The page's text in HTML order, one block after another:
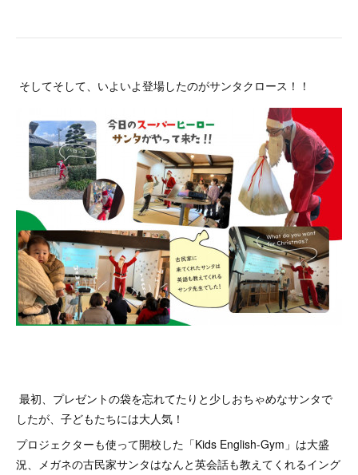
そしてそして、いよいよ登場したのがサンタクロース！！
最初、プレゼントの袋を忘れてたりと少しおちゃめなサンタで
したが、子どもたちには大人気！
プロジェクターも使って開校した「Kids English-Gym」は大盛
況、メガネの古民家サンタはなんと英会話も教えてくれるイング